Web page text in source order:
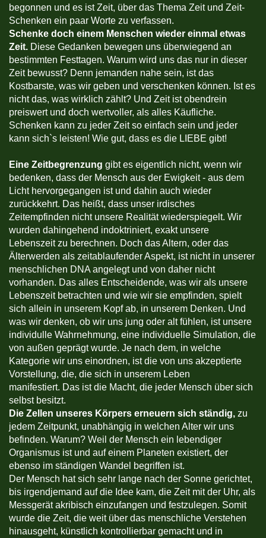
begonnen und es ist Zeit, über das Thema Zeit und Zeit-
Schenken ein paar Worte zu verfassen.
Schenke doch einem Menschen wieder einmal etwas
Zeit. Diese Gedanken bewegen uns überwiegend an
bestimmten Festtagen. Warum wird uns das nur in dieser
Zeit bewusst? Denn jemanden nahe sein, ist das
Kostbarste, was wir geben und verschenken können. Ist es
nicht das, was wirklich zählt? Und Zeit ist obendrein
preiswert und doch wertvoller, als alles Käufliche.
Schenken kann zu jeder Zeit so einfach sein und jeder
kann sich`s leisten! Wie gut, dass es die LIEBE gibt!
Eine Zeitbegrenzung gibt es eigentlich nicht, wenn wir
bedenken, dass der Mensch aus der Ewigkeit - aus dem
Licht hervorgegangen ist und dahin auch wieder
zurückkehrt. Das heißt, dass unser irdisches
Zeitempfinden nicht unsere Realität wiederspiegelt. Wir
wurden dahingehend indoktriniert, exakt unsere
Lebenszeit zu berechnen. Doch das Altern, oder das
Älterwerden als zeitablaufender Aspekt, ist nicht in unserer
menschlichen DNA angelegt und von daher nicht
vorhanden. Das alles Entscheidende, was wir als unsere
Lebenszeit betrachten und wie wir sie empfinden, spielt
sich allein in unserem Kopf ab, in unserem Denken. Und
was wir denken, ob wir uns jung oder alt fühlen, ist unsere
individulle Wahrnehmung, eine individuelle Simulation, die
von außen geprägt wurde. Je nach dem, in welche
Kategorie wir uns einordnen, ist die von uns akzeptierte
Vorstellung, die, die sich in unserem Leben
manifestiert. Das ist die Macht, die jeder Mensch über sich
selbst besitzt.
Die Zellen unseres Körpers erneuern sich ständig, zu
jedem Zeitpunkt, unabhängig in welchen Alter wir uns
befinden. Warum? Weil der Mensch ein lebendiger
Organismus ist und auf einem Planeten existiert, der
ebenso im ständigen Wandel begriffen ist.
Der Mensch hat sich sehr lange nach der Sonne gerichtet,
bis irgendjemand auf die Idee kam, die Zeit mit der Uhr, als
Messgerät akribisch einzufangen und festzulegen. Somit
wurde die Zeit, die weit über das menschliche Verstehen
hinausgeht, künstlich kontrollierbar gemacht und in